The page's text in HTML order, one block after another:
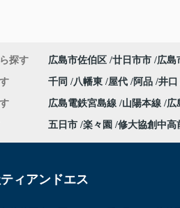
探す 広島市佐伯区 廿日市市 広島
千同 八幡東 屋代 阿品 井口
広島電鉄宮島線 山陽本線 広
五日市 楽々園 修大協創中高
ィアンドエス